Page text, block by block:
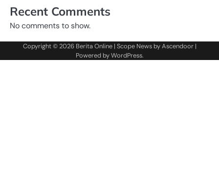
Recent Comments
No comments to show.
Copyright © 2026 Berita Online| Scope News byAscendoor|
Powered byWordPress.